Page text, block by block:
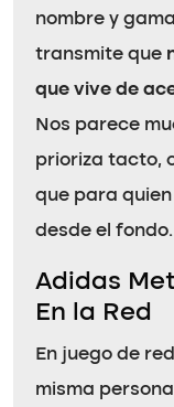
nombre y
transmite que
que vive de
Nos parece
prioriza tacto,
que para
desde el fondo.
Adidas
En la Red
En juego de
misma